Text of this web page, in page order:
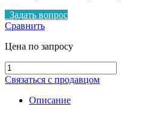
Задать вопрос
Сравнить
Цена по запросу
Количество
товара
приемный
Связаться с продавцом
Описание